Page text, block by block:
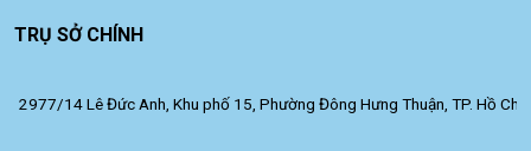
TRỤ SỞ CHÍNH
2977/14 Lê Đức Anh, Khu phố 15, Phường Đông Hưng Thuận, TP. Hồ Chí